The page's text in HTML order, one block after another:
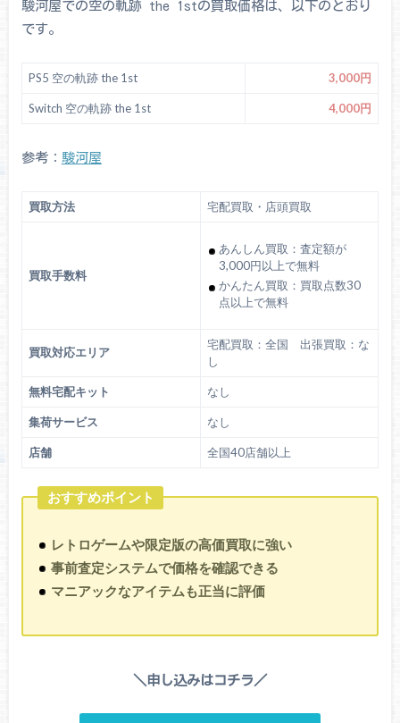
駿河屋での空の軌跡 the 1stの買取価格は、以下のとおり
です。
PS5 空の軌跡 the 1st 3,000円
Switch 空の軌跡 the 1st 4,000円
参考： 駿河屋
買取方法 宅配買取・店頭買取
買取手数料
あんしん買取：査定額が
3,000円以上で無料
かんたん買取：買取点数30
点以上で無料
買取対応エリア
宅配買取：全国 出張買取：な
し
無料宅配キット なし
集荷サービス なし
店舗 全国40店舗以上
おすすめポイント
レトロゲームや限定版の高価買取に強い
事前査定システムで価格を確認できる
マニアックなアイテムも正当に評価
＼申し込みはコチラ／